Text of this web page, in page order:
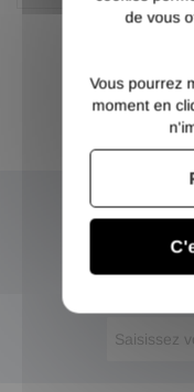
de vous
Vous pourrez
moment en